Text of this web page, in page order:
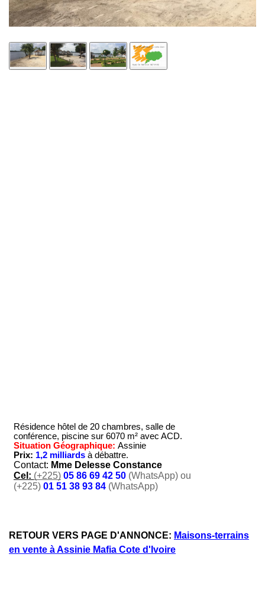
RETOUR VERS PAGE D'ANNONCE: Maisons-terrains
en vente à Assinie Mafia Cote d'Ivoire